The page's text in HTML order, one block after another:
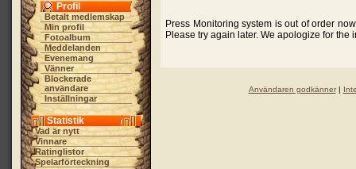
Profil
Betalt medlemskap
Min profil
Fotoalbum
Meddelanden
Evenemang
Vänner
Blockerade
användare
Inställningar
Statistik
Vad är nytt
Vinnare
Ratinglistor
Spelarförteckning
Press Monitoring system is out of order
Please try again later. We apologize for the
Användaren godkänner|